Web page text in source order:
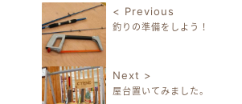
投稿ナビゲーション
< Previous
釣りの準備をしよう！
Next >
屋台置いてみました。